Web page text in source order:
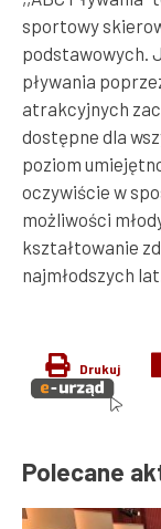
sportowy
podstawowych.
pływania
atrakcyjnych
dostępne dla
poziom
oczywiście w
możliwości
kształtowanie
najmłodszych lat.
Drukuj
Polecane